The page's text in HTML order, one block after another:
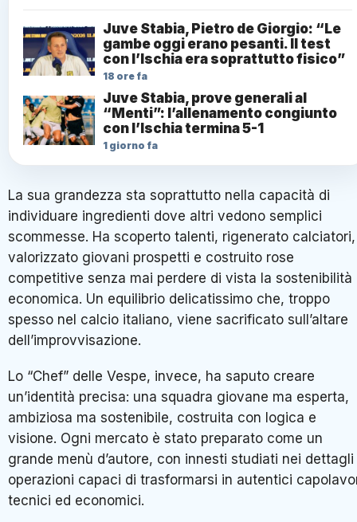
Juve Stabia, Pietro de Giorgio: “Le
gambe oggi erano pesanti. Il test
con l’Ischia era soprattutto fisico”
18 ore fa
Juve Stabia, prove generali al
“Menti”: l’allenamento congiunto
con l’Ischia termina 5-1
1 giorno fa
La sua grandezza sta soprattutto nella capacità di
individuare ingredienti dove altri vedono semplici
scommesse. Ha scoperto talenti, rigenerato calciatori,
valorizzato giovani prospetti e costruito rose
competitive senza mai perdere di vista la sostenibilità
economica. Un equilibrio delicatissimo che, troppo
spesso nel calcio italiano, viene sacrificato sull’altare
dell’improvvisazione.
Lo “Chef” delle Vespe, invece, ha saputo creare
un’identità precisa: una squadra giovane ma esperta,
ambiziosa ma sostenibile, costruita con logica e
visione. Ogni mercato è stato preparato come un
grande menù d’autore, con innesti studiati nei dettagli
operazioni capaci di trasformarsi in autentici
tecnici ed economici.